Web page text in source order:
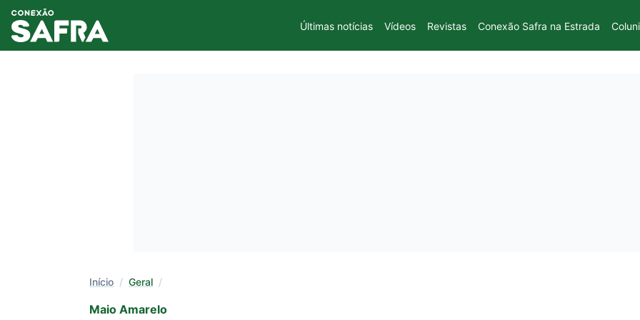
Últimas notícias Vídeos Revistas Conexão Safra na Estrada
Início /Geral /
Maio Amarelo